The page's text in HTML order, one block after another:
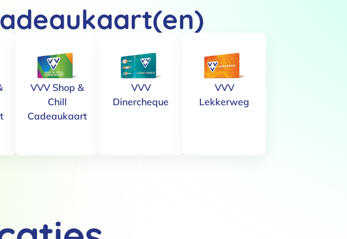
VVV Shop &
Chill
Cadeaukaart
VVV
Dinercheque
VVV
Lekkerweg